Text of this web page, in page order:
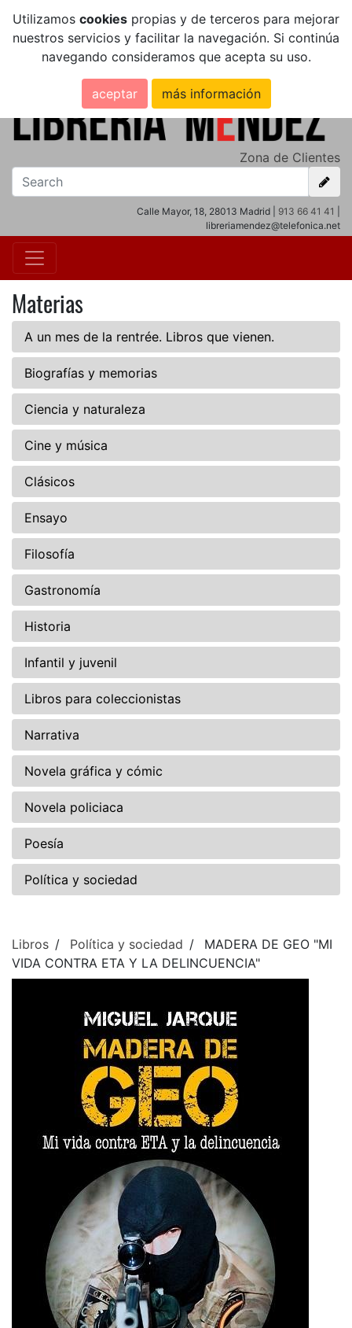
Utilizamos cookies propias y de terceros para mejorar
nuestros servicios y facilitar la navegación. Si continúa
navegando consideramos que acepta su uso.
aceptar más información
Zona de Clientes
Calle Mayor, 18, 28013 Madrid | 913 66 41 41
libreriamendez@telefonica.net
Materias
A un mes de la rentrée. Libros que vienen.
Biografías y memorias
Ciencia y naturaleza
Cine y música
Clásicos
Ensayo
Filosofía
Gastronomía
Historia
Infantil y juvenil
Libros para coleccionistas
Narrativa
Novela gráfica y cómic
Novela policiaca
Poesía
Política y sociedad
Libros Política y sociedad
MADERA DE GEO "MI
VIDA CONTRA ETA Y LA DELINCUENCIA"